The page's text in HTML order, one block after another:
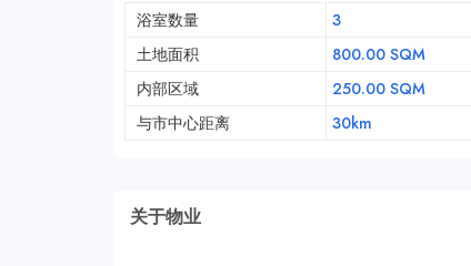
浴室数量 3
土地面积
800.00 SQM
内部区域
250.00 SQM
与市中心距离
30km
关于物业